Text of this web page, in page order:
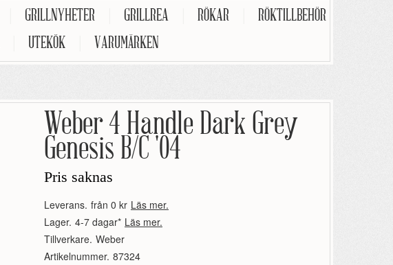
GRILLNYHETER GRILLREA RÖKAR
RÖKTILLBEHÖR
UTEKÖK VARUMÄRKEN
Weber 4 Handle Dark Grey
Genesis B/C '04
Pris saknas
Leverans. från 0 kr Läs mer.
Lager. 4-7 dagar* Läs mer.
Tillverkare. Weber
Artikelnummer. 87324